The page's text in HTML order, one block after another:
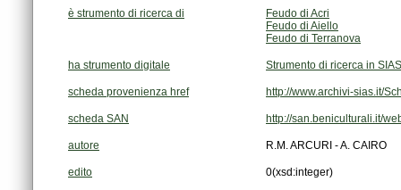
è strumento di ricerca di
Feudo di Acri
Feudo di Aiello
Feudo di Terranova
ha strumento digitale Strumento di ricerca in SIAS
scheda provenienza href http://www.archivi-sias.it/
scheda SAN http://san.beniculturali.it/
autore R.M. ARCURI - A. CAIRO
edito 0(xsd:integer)